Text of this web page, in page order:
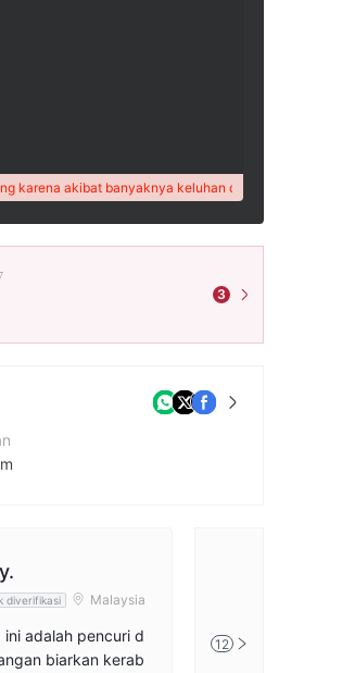
akibat banyaknya keluhan dari pengguna!
3
diverifikasi Malaysia
adalah pencuri d
biarkan kerab
Depositnya
12